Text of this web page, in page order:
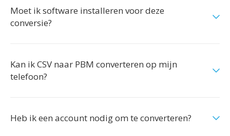
Moet ik software installeren voor deze
conversie?
Kan ik CSV naar PBM converteren op mijn
telefoon?
Heb ik een account nodig om te converteren?